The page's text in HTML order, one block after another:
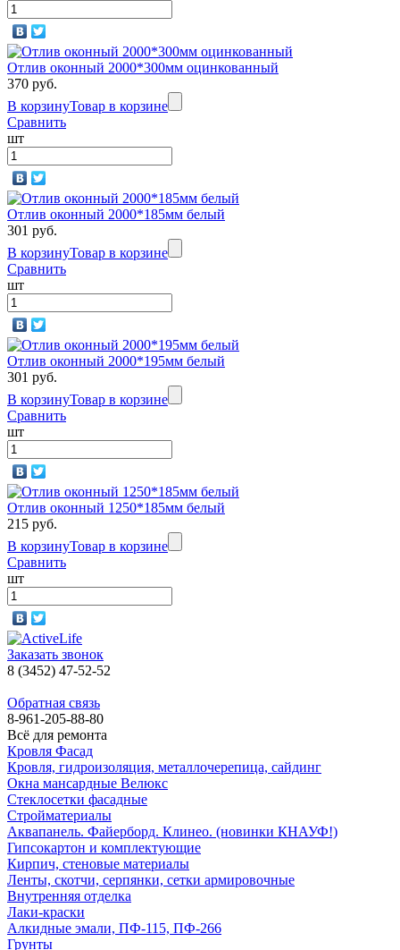
Отлив оконный 2000*300мм оцинкованный
370 руб.
В корзинуТовар в корзине
Сравнить
шт
Отлив оконный 2000*185мм белый
301 руб.
В корзинуТовар в корзине
Сравнить
шт
Отлив оконный 2000*195мм белый
301 руб.
В корзинуТовар в корзине
Сравнить
шт
Отлив оконный 1250*185мм белый
215 руб.
В корзинуТовар в корзине
Сравнить
шт
Заказать звонок
8 (3452) 47-52-52
Обратная связь
8-961-205-88-80
Всё для ремонта
Кровля Фасад
Кровля, гидроизоляция, металлочерепица, сайдинг
Окна мансардные Велюкс
Стеклосетки фасадные
Стройматериалы
Аквапанель. Файерборд. Клинео. (новинки КНАУФ!)
Гипсокартон и комплектующие
Кирпич, стеновые материалы
Ленты, скотчи, серпянки, сетки армировочные
Внутренняя отделка
Лаки-краски
Алкидные эмали, ПФ-115, ПФ-266
Грунты